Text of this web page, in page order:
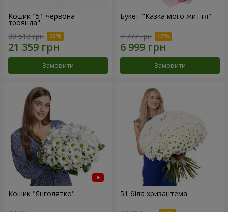
Кошик "51 червона
троянда"
30 513 грн
Замовити
Букет "Казка мого життя"
7 777 грн
Замовити
Кошик "Янголятко" 51 біла хризантема